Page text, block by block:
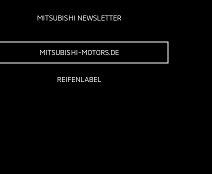
MITSUBISHI NEWSLETTER
MITSUBISHI-MOTORS.DE
REIFENLABEL